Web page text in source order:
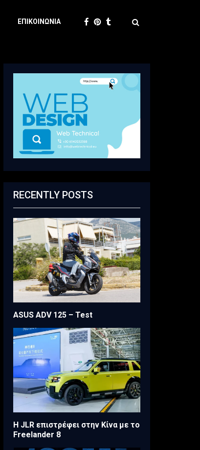
ΕΠΙΚΟΙΝΩΝΊΑ
RECENTLY POSTS
ASUS ADV 125 – Test
Η JLR επιστρέφει στην Κίνα με το
Freelander 8